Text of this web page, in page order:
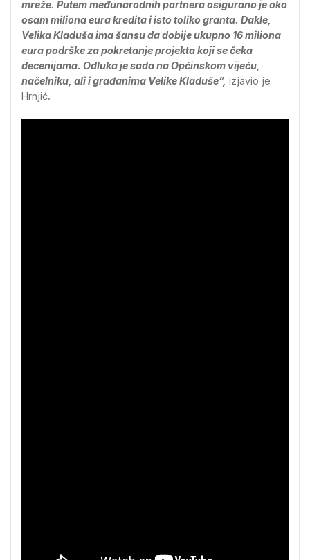
mreže. Putem međunarodnih partnera osigurano je oko
osam miliona eura kredita i isto toliko granta. Dakle,
Velika Kladuša ima šansu da dobije ukupno 16 miliona
eura podrške za pokretanje projekta koji se čeka
decenijama. Odluka je sada na Općinskom vijeću,
načelniku, ali i građanima Velike Kladuše”, izjavio je
Hrnjić.